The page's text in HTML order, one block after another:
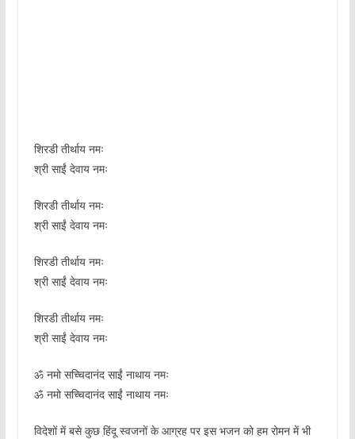
शिरडी तीर्थाय नमः
श्री साईं देवाय नमः
शिरडी तीर्थाय नमः
श्री साईं देवाय नमः
शिरडी तीर्थाय नमः
श्री साईं देवाय नमः
शिरडी तीर्थाय नमः
श्री साईं देवाय नमः
ॐ नमो सच्चिदानंद साईं नाथाय नमः
ॐ नमो सच्चिदानंद साईं नाथाय नमः
विदेशों में बसे कुछ हिंदू स्वजनों के आग्रह पर इस भजन को हम रोमन में भी